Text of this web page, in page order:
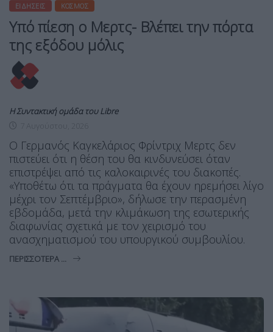
ΕΙΔΉΣΕΙΣ ΚΌΣΜΟΣ
Υπό πίεση ο Μερτς- Βλέπει την πόρτα
της εξόδου μόλις
Η Συντακτική ομάδα του Libre
Ο Γερμανός Καγκελάριος Φρίντριχ Μερτς δεν
πιστεύει ότι η θέση του θα κινδυνεύσει όταν
επιστρέψει από τις καλοκαιρινές του διακοπές.
«Υποθέτω ότι τα πράγματα θα έχουν ηρεμήσει λίγο
μέχρι τον Σεπτέμβριο», δήλωσε την περασμένη
εβδομάδα, μετά την κλιμάκωση της εσωτερικής
διαφωνίας σχετικά με τον χειρισμό του
ανασχηματισμού του υπουργικού συμβουλίου.
ΠΕΡΙΣΣΌΤΕΡΑ ...